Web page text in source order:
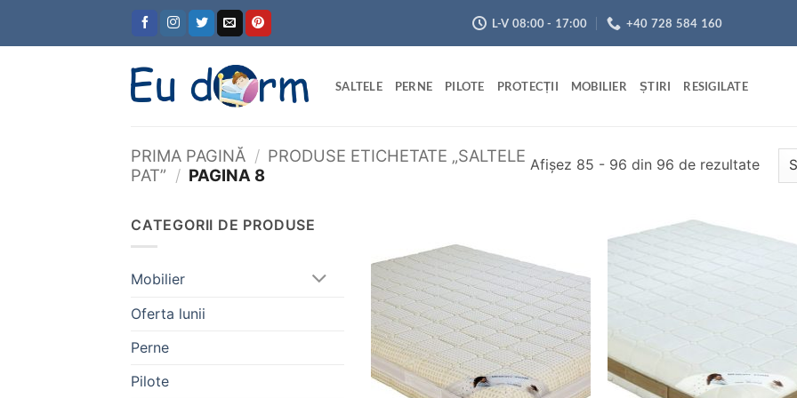
L-V 08:00 - 17:00 +40 728 584 160
SALTELE PERNE PILOTE PROTECȚII MOBILIER ȘTIRI RESIGILATE
PRIMA PAGINĂ / PRODUSE ETICHETATE „SALTELE
PAT” / PAGINA 8
Afișez 85 - 96 din 96 de rezultate
după
CATEGORII DE PRODUSE
Mobilier
Oferta lunii
Perne
Pilote
Adaugă
în
wishlist